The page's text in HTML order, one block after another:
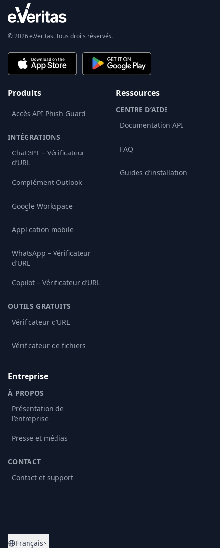
© 2026 e.Veritas. Tous droits réservés.
Produits
Accès API Phish Guard
INTÉGRATIONS
ChatGPT – Vérificateur
d’URL
Complément Outlook
Google Workspace
Application mobile
WhatsApp – Vérificateur
d’URL
Copilot – Vérificateur d’URL
OUTILS GRATUITS
Vérificateur d’URL
Vérificateur de fichiers
Ressources
CENTRE D’AIDE
Documentation API
FAQ
Guides d’installation
Entreprise
À PROPOS
Présentation de
l’entreprise
Presse et médias
CONTACT
Contact et support
Français